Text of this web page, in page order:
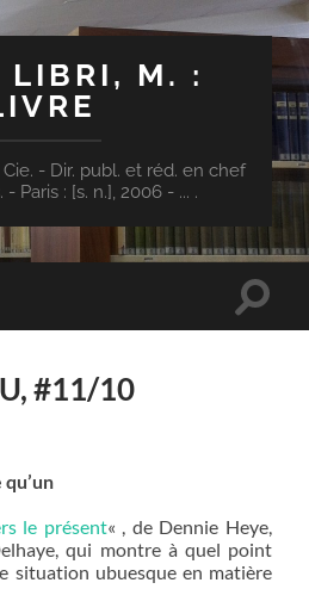
LIBRI, M. :
- Dir. publ. et réd. en chef
Paris : [s. n.], 2006 - ... .
Toggle
#11/10
le présent« , de Dennie Heye,
qui montre à quel point
situation ubuesque en matière